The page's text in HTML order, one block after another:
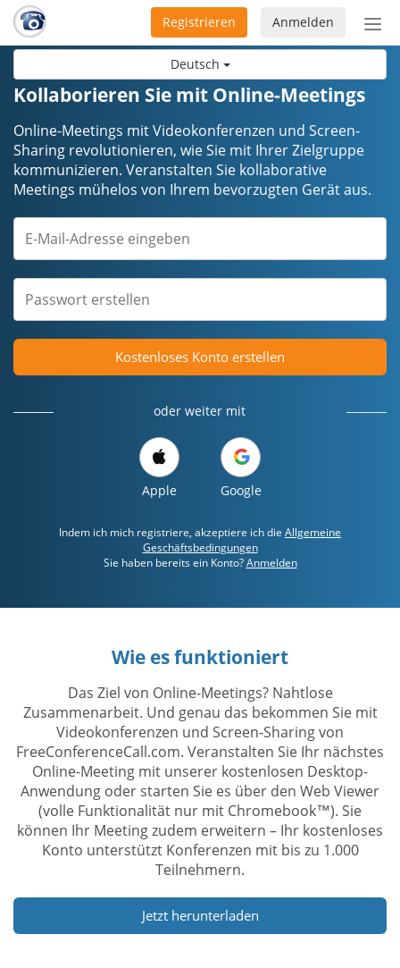
Deutsch
Anmelden
Registrieren
Kollaborieren Sie mit Online-Meetings
Online-Meetings mit Videokonferenzen und Screen-
Sharing revolutionieren, wie Sie mit Ihrer Zielgruppe
kommunizieren. Veranstalten Sie kollaborative
Meetings mühelos von Ihrem bevorzugten Gerät aus.
Kostenloses Konto erstellen
oder weiter mit
Apple Google
Indem ich mich registriere, akzeptiere ich die Allgemeine
Geschäftsbedingungen
Sie haben bereits ein Konto?Anmelden
Wie es funktioniert
Das Ziel von Online-Meetings? Nahtlose
Zusammenarbeit. Und genau das bekommen Sie mit
Videokonferenzen und Screen-Sharing von
FreeConferenceCall.com. Veranstalten Sie Ihr nächstes
Online-Meeting mit unserer kostenlosen Desktop-
Anwendung oder starten Sie es über den Web Viewer
(volle Funktionalität nur mit Chromebook™). Sie
können Ihr Meeting zudem erweitern – Ihr kostenloses
Konto unterstützt Konferenzen mit bis zu 1.000
Teilnehmern.
Jetzt herunterladen